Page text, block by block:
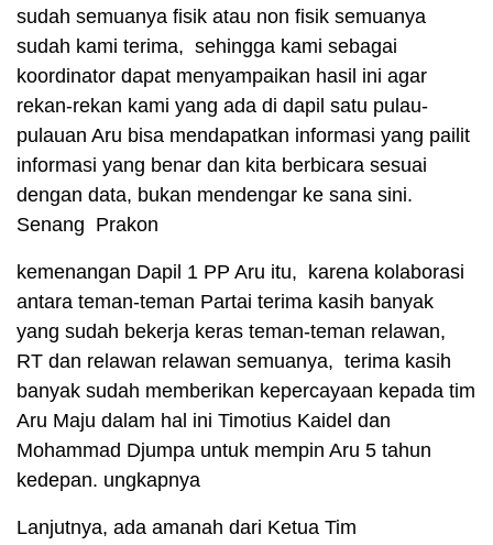
sudah semuanya fisik atau non fisik semuanya
sudah kami terima, sehingga kami sebagai
koordinator dapat menyampaikan hasil ini agar
rekan-rekan kami yang ada di dapil satu pulau-
pulauan Aru bisa mendapatkan informasi yang pailit
informasi yang benar dan kita berbicara sesuai
dengan data, bukan mendengar ke sana sini.
Senang Prakon
kemenangan Dapil 1 PP Aru itu, karena kolaborasi
antara teman-teman Partai terima kasih banyak
yang sudah bekerja keras teman-teman relawan,
RT dan relawan relawan semuanya, terima kasih
banyak sudah memberikan kepercayaan kepada tim
Aru Maju dalam hal ini Timotius Kaidel dan
Mohammad Djumpa untuk mempin Aru 5 tahun
kedepan. ungkapnya
Lanjutnya, ada amanah dari Ketua Tim